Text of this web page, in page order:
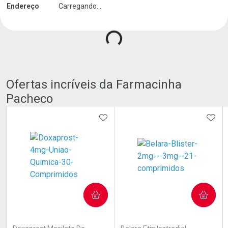
Endereço Carregando...
Ofertas incríveis da Farmacinha
Pacheco
ADICIONAR AOS FAVORITOS
COMPRAR COMPRAR